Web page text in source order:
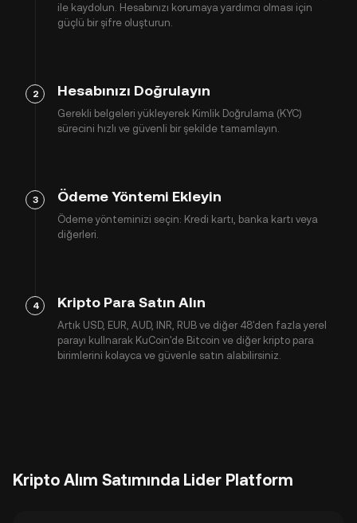
ile kaydolun. Hesabınızı korumaya yardımcı olması için
güçlü bir şifre oluşturun.
2 Hesabınızı Doğrulayın
Gerekli belgeleri yükleyerek Kimlik Doğrulama (KYC)
sürecini hızlı ve güvenli bir şekilde tamamlayın.
3 Ödeme Yöntemi Ekleyin
Ödeme yönteminizi seçin: Kredi kartı, banka kartı veya
diğerleri.
4 Kripto Para Satın Alın
Artık USD, EUR, AUD, INR, RUB ve diğer 48'den fazla yerel
parayı kullnarak KuCoin'de Bitcoin ve diğer kripto para
birimlerini kolayca ve güvenle satın alabilirsiniz.
Kripto Alım Satımında Lider Platform